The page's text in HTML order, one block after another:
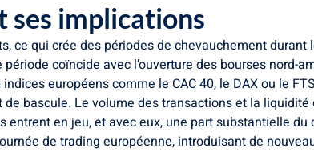
ses implications
ce qui crée des périodes de chevauchement
coïncide avec l’ouverture des bourses nord-
européens comme le CAC 40, le DAX ou le
de bascule. Le volume des transactions et la
en jeu, et avec eux, une part substantielle du
de trading européenne, introduisant de